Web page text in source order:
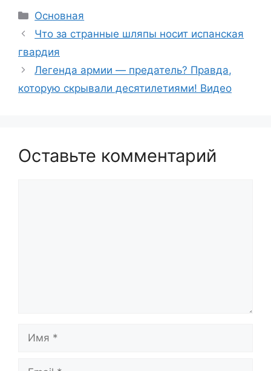
Рубрики
Основная
Что за странные шляпы носит испанская
гвардия
Легенда армии — предатель? Правда,
которую скрывали десятилетиями! Видео
Оставьте комментарий